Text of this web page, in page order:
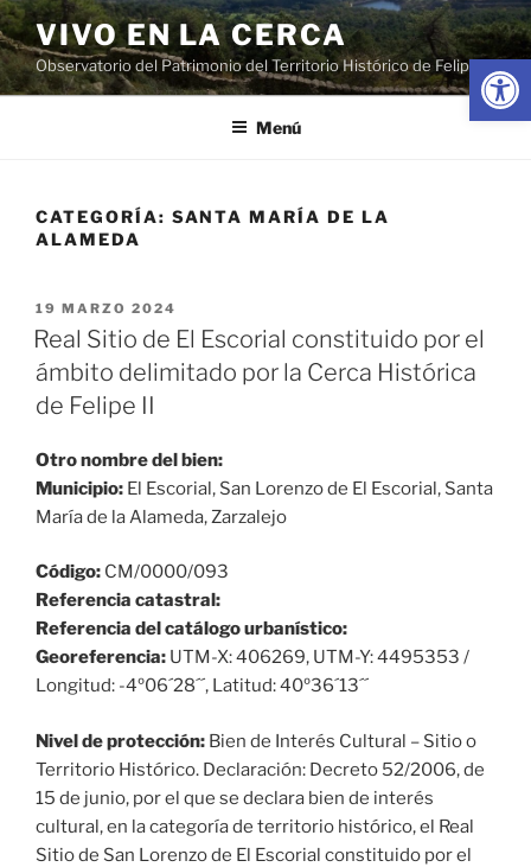
Abrir
Saltar
al
contenido
VIVO EN LA CERCA
Observatorio del Patrimonio del Territorio Histórico de Felipe II
Menú
CATEGORÍA: SANTA MARÍA DE LA
ALAMEDA
PUBLICADO
EL
19 MARZO 2024
Real Sitio de El Escorial constituido por el
ámbito delimitado por la Cerca Histórica
de Felipe II
Otro nombre del bien:
Municipio: El Escorial, San Lorenzo de El Escorial, Santa
María de la Alameda, Zarzalejo
Código: CM/0000/093
Referencia catastral:
Referencia del catálogo urbanístico:
Georeferencia: UTM-X: 406269, UTM-Y: 4495353 /
Longitud: -4º06´28´´, Latitud: 40º36´13´´
Nivel de protección: Bien de Interés Cultural – Sitio o
Territorio Histórico. Declaración: Decreto 52/2006, de
15 de junio, por el que se declara bien de interés
cultural, en la categoría de territorio histórico, el Real
Sitio de San Lorenzo de El Escorial constituido por el